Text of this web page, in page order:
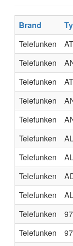
Brand
Telefunken
Telefunken
Telefunken
Telefunken
Telefunken
Telefunken
Telefunken
Telefunken
Telefunken
Telefunken
Telefunken